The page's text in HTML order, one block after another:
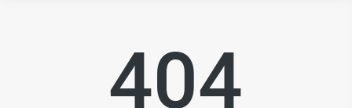
404